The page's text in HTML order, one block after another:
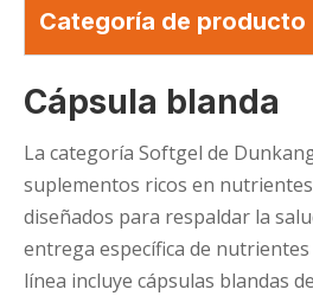
Categoría de producto
Cápsula blanda
La categoría Softgel de
suplementos ricos en
diseñados para respaldar la
entrega específica de
línea incluye cápsulas blandas